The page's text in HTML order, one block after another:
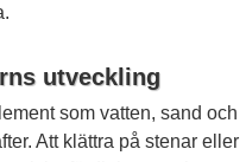
utveckling
som vatten, sand och
Att klättra på stenar eller